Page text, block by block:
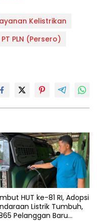
Kelistrikan
PT PLN (Persero)
HUT ke-81 RI, Adopsi
Listrik Tumbuh,
Pelanggan Baru